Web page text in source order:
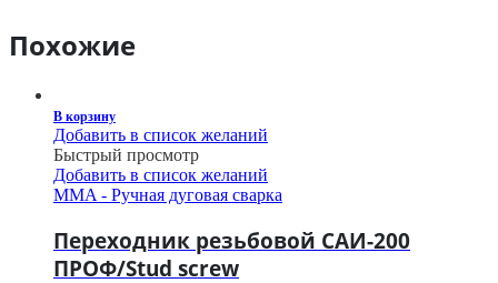
Похожие
В корзину
Добавить в список желаний
Быстрый просмотр
Добавить в список желаний
MMA - Ручная дуговая сварка
Переходник резьбовой САИ-200
ПРОФ/Stud screw